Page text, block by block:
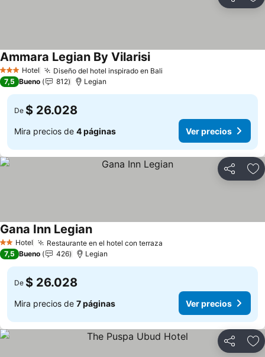
3 Estrellas
Hotel Diseño del hotel inspirado en Bali
Ammara Legian By VilarisiVer precios
7,5 Bueno 812 Legian
De $ 26.028
Mira precios de 4 páginas Ver precios
Compartir
2 Estrellas
Hotel Restaurante en el hotel con terraza
Gana Inn LegianVer precios
7,5 Bueno 426 Legian
De $ 26.028
Mira precios de 7 páginas Ver precios
Compartir